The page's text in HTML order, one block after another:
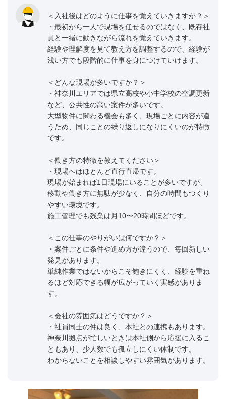
＜入社後はどのように仕事を覚えていきますか？＞
・最初から一人で現場を任せるのではなく、既存社
員と一緒に動きながら流れを覚えていきます。
経験や理解度を見て教え方を調整するので、経験が
浅い方でも段階的に仕事を身につけていけます。
＜どんな現場が多いですか？＞
・神奈川エリアでは県立高校や小中学校の空調更新
など、公共性の高い案件が多いです。
大型物件に関わる機会も多く、現場ごとに内容が違
うため、同じことの繰り返しになりにくいのが特徴
です。
＜働き方の特徴を教えてください＞
・現場へはほとんど直行直帰です。
現場が始まれば1日現場にいることが多いですが、
移動や働き方に無駄が少なく、自分の時間もつくり
やすい環境です。
施工管理でも残業は月10〜20時間ほどです。
＜この仕事のやりがいは何ですか？＞
・案件ごとに条件や進め方が違うので、毎回新しい
発見があります。
単純作業ではないからこそ飽きにくく、経験を重ね
るほど対応できる幅が広がっていく実感がありま
す。
＜会社の雰囲気はどうですか？＞
・社員同士の仲は良く、本社との連携もあります。
神奈川拠点が忙しいときは本社側から応援に入るこ
ともあり、少人数でも孤立しにくい体制です。
わからないことを相談しやすい雰囲気があります。